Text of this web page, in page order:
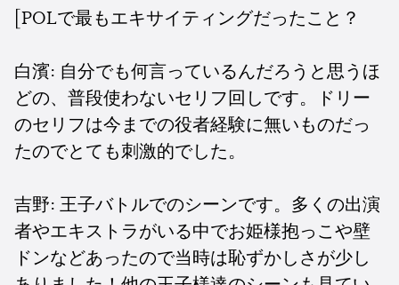
[POLで最もエキサイティングだったこと？
白濱: 自分でも何言っているんだろうと思うほ
どの、普段使わないセリフ回しです。ドリー
のセリフは今までの役者経験に無いものだっ
たのでとても刺激的でした。
吉野: 王子バトルでのシーンです。 多くの出演
者やエキストラがいる中でお姫様抱っこや壁
ドンなどあったので当時は恥ずかしさが少し